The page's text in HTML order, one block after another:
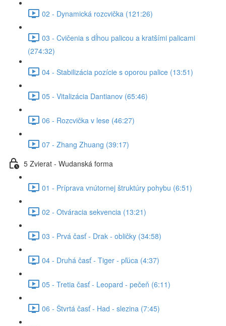
02 - Dynamická rozcvička (121:26)
03 - Cvičenia s dĺhou palicou a kratšími palicami
(274:32)
04 - Stabilizácia pozície s oporou palice (13:51)
05 - Vitalizácia Dantianov (65:46)
06 - Rozcvička v lese (46:27)
07 - Zhang Zhuang (39:17)
5 Zvierat - Wudanská forma
01 - Príprava vnútornej štruktúry pohybu (6:51)
02 - Otváracia sekvencia (13:21)
03 - Prvá časť - Drak - obličky (34:58)
04 - Druhá časť - Tiger - pľúca (4:37)
05 - Tretia časť - Leopard - pečeň (6:11)
06 - Štvrtá časť - Had - slezina (7:45)